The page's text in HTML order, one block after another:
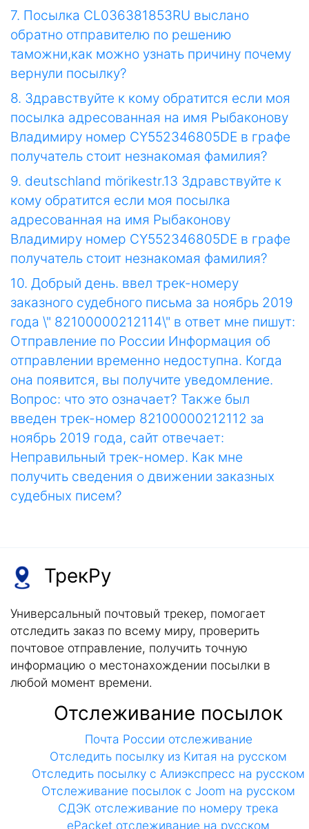
7. Посылка CL036381853RU выслано
обратно отправителю по решению
таможни,как можно узнать причину почему
вернули посылку?
8. Здравствуйте к кому обратится если моя
посылка адресованная на имя Рыбаконову
Владимиру номер CY552346805DE в графе
получатель стоит незнакомая фамилия?
9. deutschland mörikestr.13 Здравствуйте к
кому обратится если моя посылка
адресованная на имя Рыбаконову
Владимиру номер CY552346805DE в графе
получатель стоит незнакомая фамилия?
10. Добрый день. ввел трек-номеру
заказного судебного письма за ноябрь 2019
года \" 82100000212114\" в ответ мне пишут:
Отправление по России Информация об
отправлении временно недоступна. Когда
она появится, вы получите уведомление.
Вопрос: что это означает? Также был
введен трек-номер 82100000212112 за
ноябрь 2019 года, сайт отвечает:
Неправильный трек-номер. Как мне
получить сведения о движении заказных
судебных писем?
ТрекРу
Универсальный почтовый трекер, помогает
отследить заказ по всему миру, проверить
почтовое отправление, получить точную
информацию о местонахождении посылки в
любой момент времени.
Отслеживание посылок
Почта России отслеживание
Отследить посылку из Китая на русском
Отследить посылку с Алиэкспресс на русском
Отслеживание посылок с Joom на русском
СДЭК отслеживание по номеру трека
ePacket отслеживание на русском